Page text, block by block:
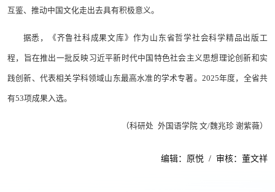
互鉴、推动中国文化走出去具有积极意义。
据悉，《齐鲁社科成果文库》作为山东省哲学社会科学精品出版工
程，旨在推出一批反映习近平新时代中国特色社会主义思想理论创新和实
践创新、代表相关学科领域山东最高水准的学术专著。2025年度，全省共
有53项成果入选。
（科研处 外国语学院 文/魏兆珍 谢紫薇）
编辑：原悦 / 审核：董文祥